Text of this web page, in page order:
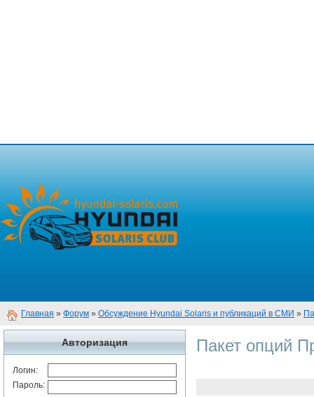
Главная » Форум » Обсуждение Hyundai Solaris и публикаций в СМИ »
Авторизация
Логин:
Пароль:
Пакет опций